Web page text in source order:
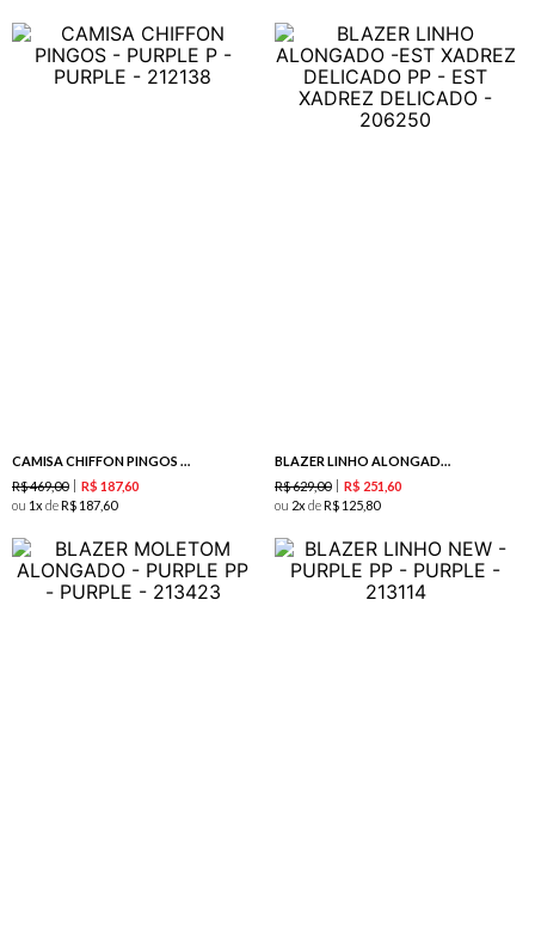
CAMISA CHIFFON PINGOS - PURPLE
R$469,00 R$ 187,60
ou 1 deR$ 187 60
BLAZER LINHO ALONGADO -EST XADREZ DELICADO
R$629,00 R$ 251 60
ou 2 deR$ 125 80